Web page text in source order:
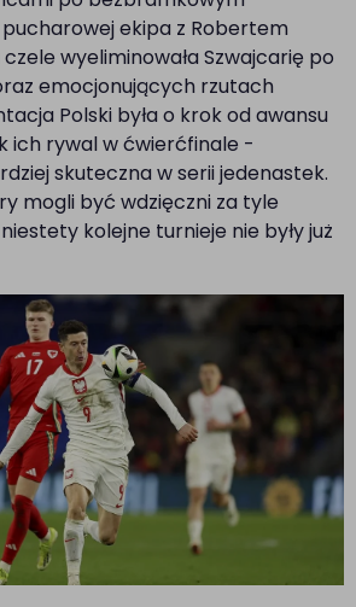
ekipa z Robertem
wyeliminowała Szwajcarię po
emocjonujących rzutach
Polski była o krok od awansu
ich rywal w ćwierćfinale -
skuteczna w serii jedenastek.
mogli być wdzięczni za tyle
kolejne turnieje nie były już